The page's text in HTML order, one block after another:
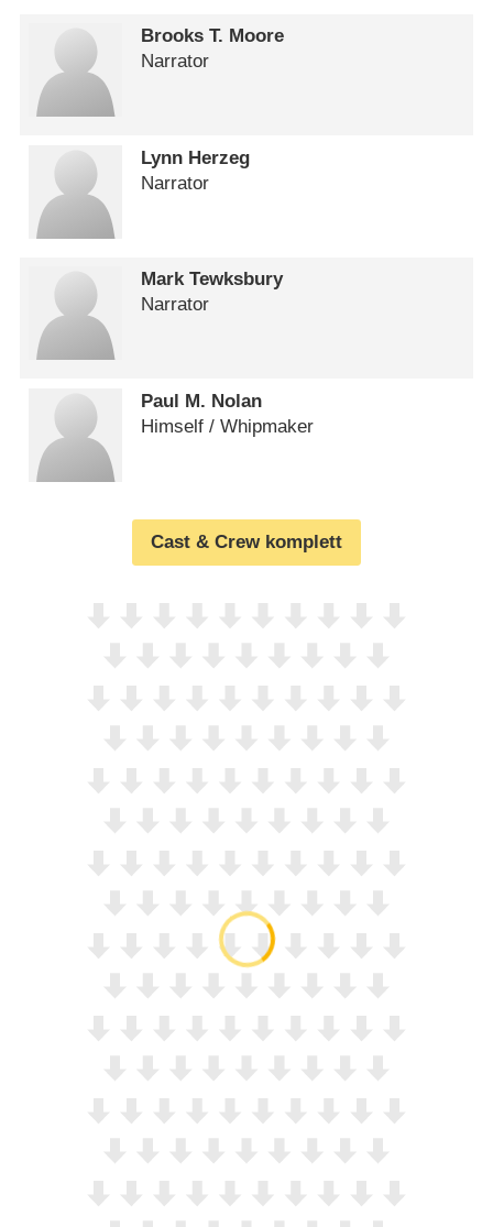
Brooks T. Moore
Narrator
Lynn Herzeg
Narrator
Mark Tewksbury
Narrator
Paul M. Nolan
Himself /​ Whipmaker
Cast & Crew komplett